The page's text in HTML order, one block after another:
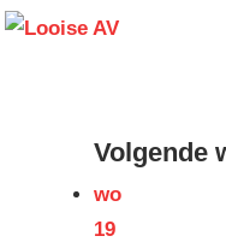
Skip
Volgende
wo
19